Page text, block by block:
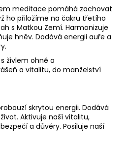
meditace pomáhá zachovat
ho přiložíme na čakru třetího
s Matkou Zemí. Harmonizuje
hněv. Dodává energii auře a
živlem ohně a
a vitalitu, do manželství
skrytou energii. Dodává
Aktivuje naší vitalitu,
a důvěry. Posiluje naší